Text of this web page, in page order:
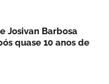
Josivan Barbosa
quase 10 anos de